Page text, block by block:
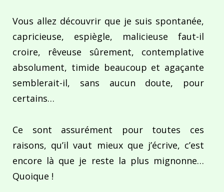
Vous allez découvrir que je suis spontanée,
capricieuse, espiègle, malicieuse faut-il
croire, rêveuse sûrement, contemplative
absolument, timide beaucoup et agaçante
semblerait-il, sans aucun doute, pour
certains…
Ce sont assurément pour toutes ces
raisons, qu’il vaut mieux que j’écrive, c’est
encore là que je reste la plus mignonne…
Quoique !